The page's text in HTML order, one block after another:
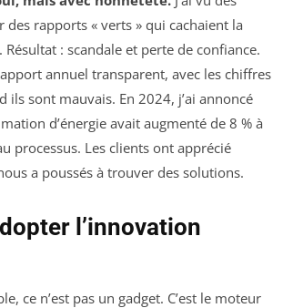
rapports « verts » qui cachaient la
: scandale et perte de confiance.
annuel transparent, avec les chiffres
ils sont mauvais. En 2024, j’ai annoncé
d’énergie avait augmenté de 8 % à
processus. Les clients ont apprécié
a poussés à trouver des solutions.
l’innovation
ce n’est pas un gadget. C’est le moteur